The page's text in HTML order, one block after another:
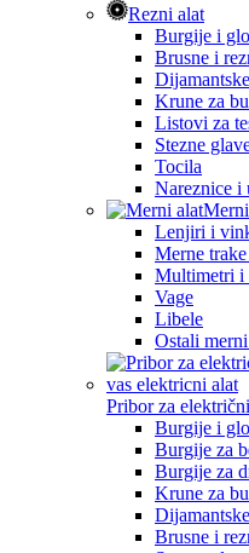
Rezni alat
Burgije i
Brusne i
Krune za
Listovi za
Stezne
Tocila
Nareznice i
Lenjiri i
Merne
Multimetri i
Vage
Libele
Ostali
Pribor za
Burgije i
Burgije za
Burgije za
Krune za
Brusne i